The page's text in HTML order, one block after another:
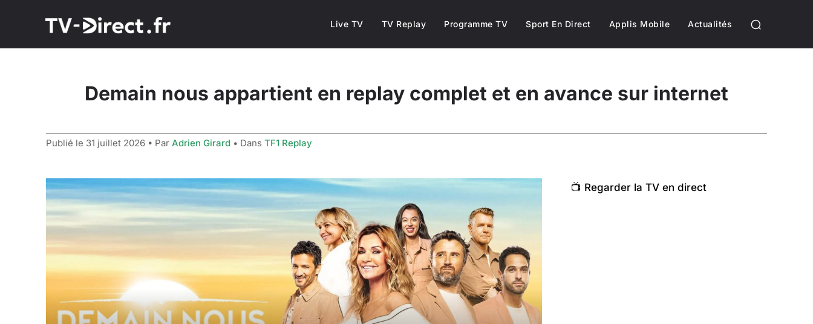
Live TV TV Replay Programme TV Sport En Direct Applis Mobile Actualités
Demain nous appartient en replay complet et en avance sur internet
Publié le 31 juillet 2026 • Par Adrien Girard • Dans TF1 Replay
📺 Regarder la TV en direct